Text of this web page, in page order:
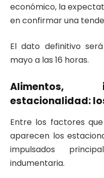
económico, la
en confirmar una
El dato definitivo
mayo a las 16 horas.
Alimentos,
estacionalidad:
Entre los factores
aparecen los
impulsados
indumentaria.